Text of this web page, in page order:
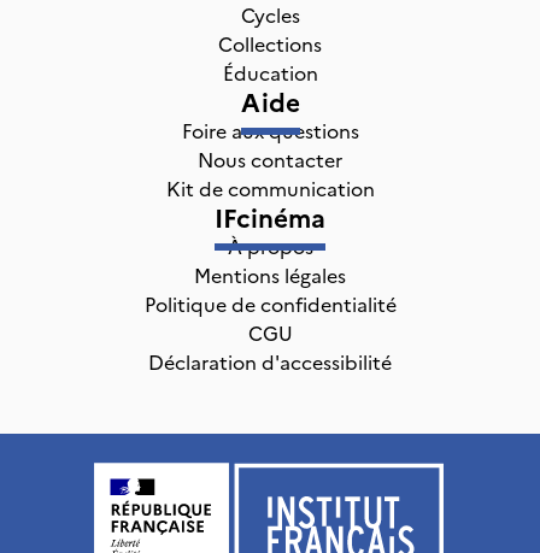
Cycles
Collections
Éducation
Aide
Foire aux questions
Nous contacter
Kit de communication
IFcinéma
À propos
Mentions légales
Politique de confidentialité
CGU
Déclaration d'accessibilité